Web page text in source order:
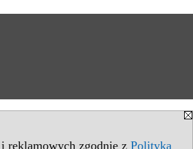
reklamowych zgodnie z Polityką